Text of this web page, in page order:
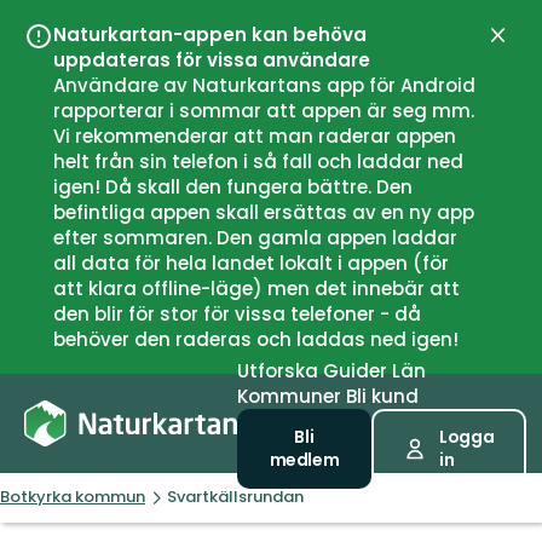
Naturkartan-appen kan behöva
uppdateras för vissa användare
Användare av Naturkartans app för Android
rapporterar i sommar att appen är seg mm.
Vi rekommenderar att man raderar appen
helt från sin telefon i så fall och laddar ned
igen! Då skall den fungera bättre. Den
befintliga appen skall ersättas av en ny app
efter sommaren. Den gamla appen laddar
all data för hela landet lokalt i appen (för
att klara offline-läge) men det innebär att
den blir för stor för vissa telefoner - då
behöver den raderas och laddas ned igen!
UtforskaGuiderLän
Kommuner Bli kund
Bli
medlem
Logga
in
Botkyrka kommun Svartkällsrundan